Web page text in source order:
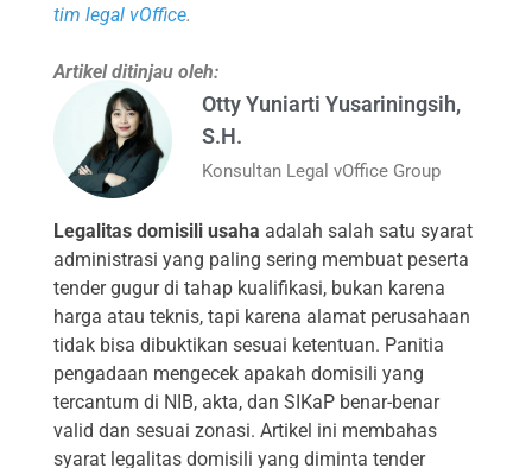
tim legal vOffice.
Artikel ditinjau oleh:
Otty Yuniarti Yusariningsih,
S.H.
Konsultan Legal vOffice Group
Legalitas domisili usaha adalah salah satu syarat
administrasi yang paling sering membuat peserta
tender gugur di tahap kualifikasi, bukan karena
harga atau teknis, tapi karena alamat perusahaan
tidak bisa dibuktikan sesuai ketentuan. Panitia
pengadaan mengecek apakah domisili yang
tercantum di NIB, akta, dan SIKaP benar-benar
valid dan sesuai zonasi. Artikel ini membahas
syarat legalitas domisili yang diminta tender